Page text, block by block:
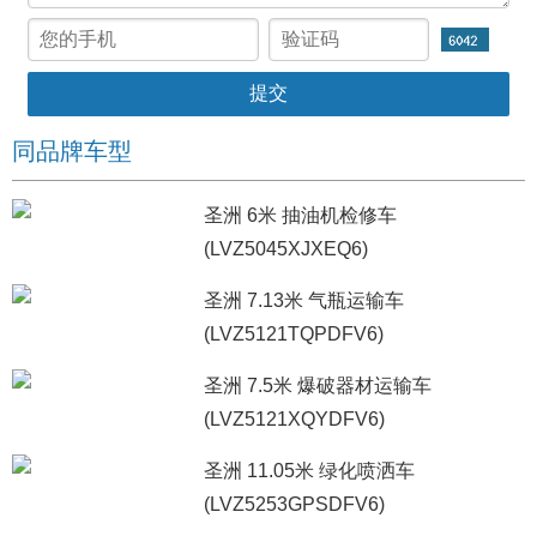
同品牌车型
圣洲 6米 抽油机检修车
(LVZ5045XJXEQ6)
圣洲 7.13米 气瓶运输车
(LVZ5121TQPDFV6)
圣洲 7.5米 爆破器材运输车
(LVZ5121XQYDFV6)
圣洲 11.05米 绿化喷洒车
(LVZ5253GPSDFV6)